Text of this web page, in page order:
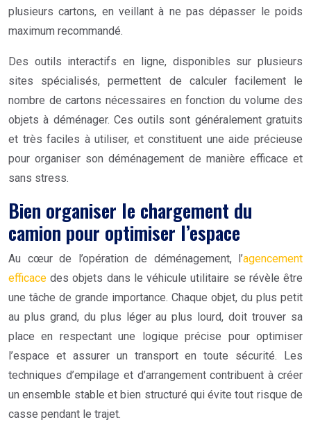
plusieurs cartons, en veillant à ne pas dépasser le poids
maximum recommandé.
Des outils interactifs en ligne, disponibles sur plusieurs
sites spécialisés, permettent de calculer facilement le
nombre de cartons nécessaires en fonction du volume des
objets à déménager. Ces outils sont généralement gratuits
et très faciles à utiliser, et constituent une aide précieuse
pour organiser son déménagement de manière efficace et
sans stress.
Bien organiser le chargement du
camion pour optimiser l’espace
Au cœur de l’opération de déménagement, l’agencement
efficace des objets dans le véhicule utilitaire se révèle être
une tâche de grande importance. Chaque objet, du plus petit
au plus grand, du plus léger au plus lourd, doit trouver sa
place en respectant une logique précise pour optimiser
l’espace et assurer un transport en toute sécurité. Les
techniques d’empilage et d’arrangement contribuent à créer
un ensemble stable et bien structuré qui évite tout risque de
casse pendant le trajet.